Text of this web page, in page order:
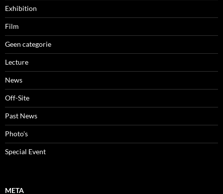
Exhibition
Film
Geen categorie
Lecture
News
Off-Site
Past News
Photo's
Special Event
META